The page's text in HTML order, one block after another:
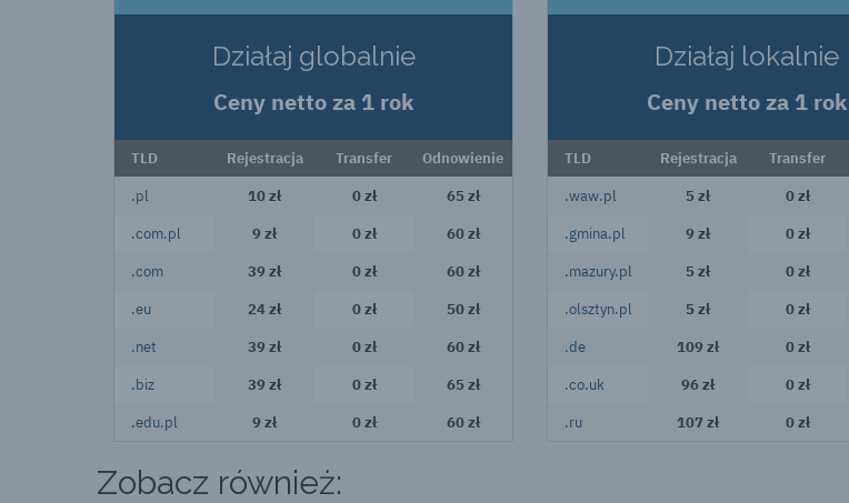
Działaj globalnie
Ceny netto za 1 rok
TLD Rejestracja Transfer Odnowienie
.pl 10 zł 0 zł 65 zł
.com.pl 9 zł 0 zł 60 zł
.com 39 zł 0 zł 60 zł
.eu 24 zł 0 zł 50 zł
.net 39 zł 0 zł 60 zł
.biz 39 zł 0 zł 65 zł
.edu.pl 9 zł 0 zł 60 zł
Działaj lokalnie
Ceny netto za 1 rok
TLD Rejestracja Transfer
.waw.pl 5 zł 0 zł
.gmina.pl 9 zł 0 zł
.mazury.pl 5 zł 0 zł
.olsztyn.pl 5 zł 0 zł
.de 109 zł 0 zł
.co.uk 96 zł 0 zł
.ru 107 zł 0 zł
Zobacz również: